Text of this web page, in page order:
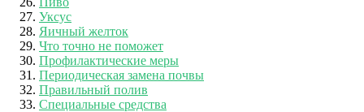
Уксус
Яичный желток
Что точно не поможет
Профилактические меры
Периодическая замена почвы
Правильный полив
Специальные средства